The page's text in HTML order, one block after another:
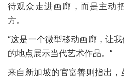
待观众走进画廊，而是主动
方。
“这是一个微型移动画廊，让
的地点展示当代艺术作品。”
来自新加坡的官富善则指出，